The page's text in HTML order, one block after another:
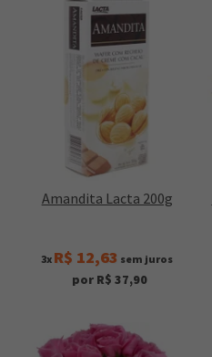
Amandita Lacta 200g
3x R$ 12,63 sem juros
por R$ 37,90